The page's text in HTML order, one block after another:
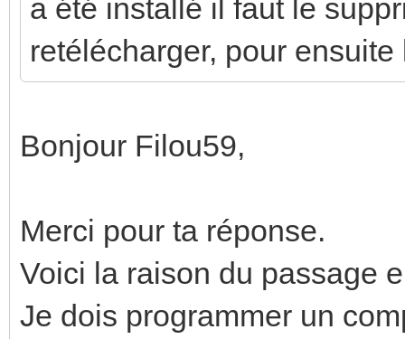
a été installé il faut le
retélécharger, pour
Bonjour Filou59,
Merci pour ta réponse.
Voici la raison du passage
Je dois programmer un